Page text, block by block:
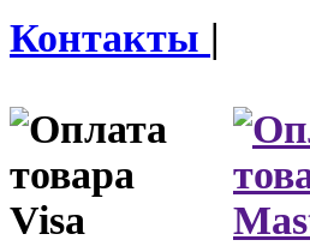
Контакты |